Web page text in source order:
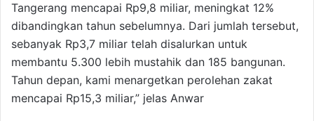
Tangerang mencapai Rp9,8 miliar, meningkat 12%
dibandingkan tahun sebelumnya. Dari jumlah tersebut,
sebanyak Rp3,7 miliar telah disalurkan untuk
membantu 5.300 lebih mustahik dan 185 bangunan.
Tahun depan, kami menargetkan perolehan zakat
mencapai Rp15,3 miliar,” jelas Anwar